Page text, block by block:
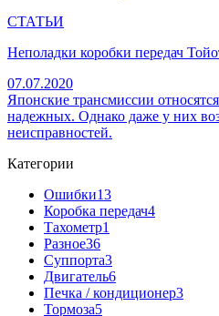
СТАТЬИ
Неполадки коробки передач
07.07.2020
Японские трансмиссии
надежных. Однако даже у них
неисправностей.
Категории
Ошибки13
Коробка передач4
Тахометр1
Разное36
Cуппорта3
Двигатель6
Печка / кондиционер3
Тормоза5